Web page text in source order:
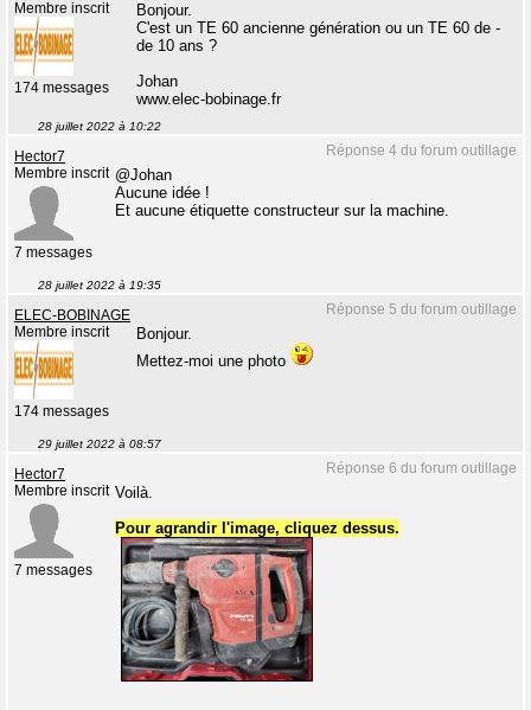
Membre inscrit
174 messages
Bonjour.
C'est un TE 60 ancienne génération ou un TE 60 de -
de 10 ans ?
Johan
www.elec-bobinage.fr
28 juillet 2022 à 10:22
Réponse 4 du forum outillage
Hector7
Membre inscrit
7 messages
@Johan
Aucune idée !
Et aucune étiquette constructeur sur la machine.
28 juillet 2022 à 19:35
Réponse 5 du forum outillage
ELEC-BOBINAGE
Membre inscrit
174 messages
Bonjour.
Mettez-moi une photo
29 juillet 2022 à 08:57
Réponse 6 du forum outillage
Hector7
Membre inscrit
7 messages
Voilà.
Pour agrandir l'image, cliquez dessus.